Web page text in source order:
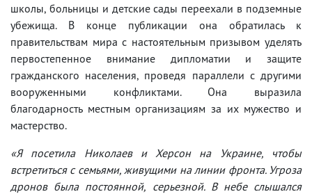
школы, больницы и детские сады переехали в подземные
убежища. В конце публикации она обратилась к
правительствам мира с настоятельным призывом уделять
первостепенное внимание дипломатии и защите
гражданского населения, проведя параллели с другими
вооруженными конфликтами. Она выразила
благодарность местным организациям за их мужество и
мастерство.
«Я посетила Николаев и Херсон на Украине, чтобы
встретиться с семьями, живущими на линии фронта. Угроза
дронов была постоянной, серьезной. В небе слышался